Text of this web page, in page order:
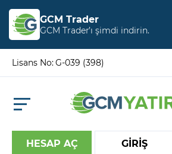
GCM Trader
GCM Trader’ı şimdi indirin.
Lisans No: G-039 (398)
HESAP AÇ GİRİŞ